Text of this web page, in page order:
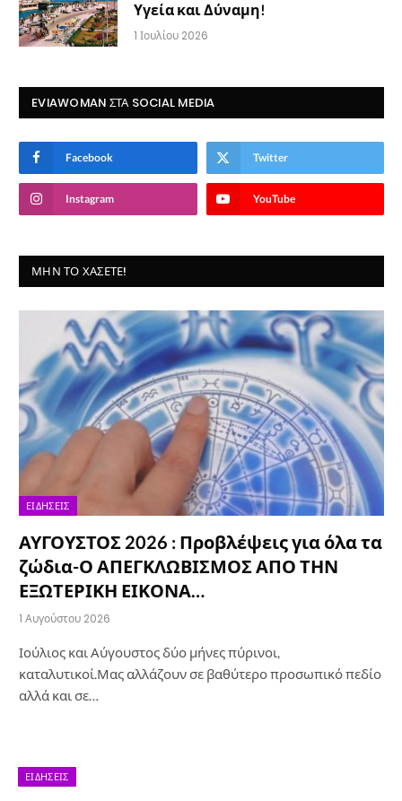
Υγεία και Δύναμη!
1 Ιουλίου 2026
EVIAWOMAN ΣΤΑ SOCIAL MEDIA
Facebook Twitter
Instagram YouTube
ΜΗΝ ΤΟ ΧΆΣΕΤΕ!
ΕΙΔΉΣΕΙΣ
ΑΥΓΟΥΣΤΟΣ 2026 : Προβλέψεις για όλα τα
ζώδια-Ο ΑΠΕΓΚΛΩΒΙΣΜΟΣ ΑΠΟ ΤΗΝ
ΕΞΩΤΕΡΙΚΗ ΕΙΚΟΝΑ…
1 Αυγούστου 2026
Ιούλιος και Αύγουστος δύο μήνες πύρινοι,
καταλυτικοί.Μας αλλάζουν σε βαθύτερο προσωπικό πεδίο
αλλά και σε…
ΕΙΔΉΣΕΙΣ